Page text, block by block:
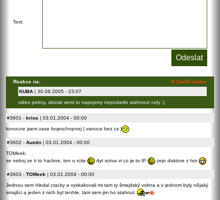
Text:
X Zavřít reakci
Reakce na:
KUBA | 30.09.2005 - 23:07
video pekny, akorat semi to napoprvy nepodarilo stahnout cely :)
#3601 - krios | 03.01.2004 - 00:00
konocne jsem zase bojeschopnej ( vanoce bez cs )
#3602 - Austin | 03.01.2004 - 00:00
TOMeek:
se neboj ze ti to hackne, ten u rcite
dyt sotva vi co je to IP zejo doktore z hor
#3603 - TOMeek | 03.01.2004 - 00:00
Jednou sem hledal cracky a vyskakovali mi tam ty šmejdský vokna a v jednom byly nějaký
smajlíci a jeden z nich byl tenhle, tam sem jim ho stahnul.